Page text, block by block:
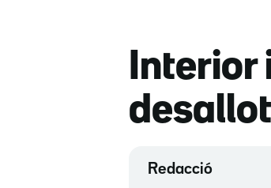
Interior
Redacció